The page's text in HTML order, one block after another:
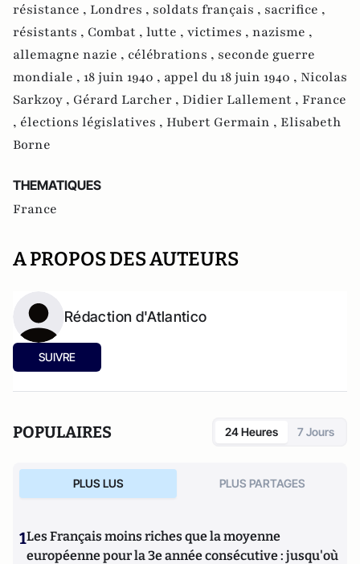
résistance , Londres , soldats français , sacrifice ,
résistants , Combat , lutte , victimes , nazisme ,
allemagne nazie , célébrations , seconde guerre
mondiale , 18 juin 1940 , appel du 18 juin 1940 , Nicolas
Sarkzoy , Gérard Larcher , Didier Lallement , France
, élections législatives , Hubert Germain , Elisabeth
Borne
THEMATIQUES
France
A PROPOS DES AUTEURS
Rédaction d'Atlantico
SUIVRE
POPULAIRES 24 Heures 7 Jours
PLUS LUS PLUS PARTAGES
1Les Français moins riches que la moyenne
européenne pour la 3e année consécutive : jusqu'où